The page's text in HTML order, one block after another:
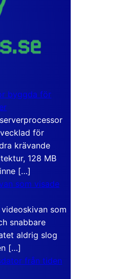
byggda för
för
krävande
128 MB
[…]
som visade
som
snabbare
aldrig slog
[…]
från tiden